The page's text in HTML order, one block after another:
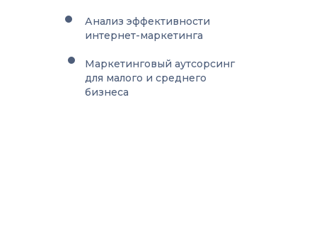
Анализ эффективности
интернет-маркетинга
Маркетинговый аутсорсинг
для малого и среднего
бизнеса